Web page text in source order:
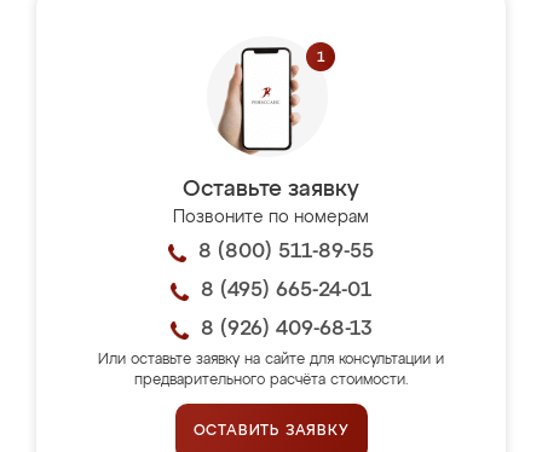
Оставьте заявку
Позвоните по номерам
8 (800) 511-89-55
8 (495) 665-24-01
8 (926) 409-68-13
Или оставьте заявку на сайте для консультации и
предварительного расчёта стоимости.
ОСТАВИТЬ ЗАЯВКУ